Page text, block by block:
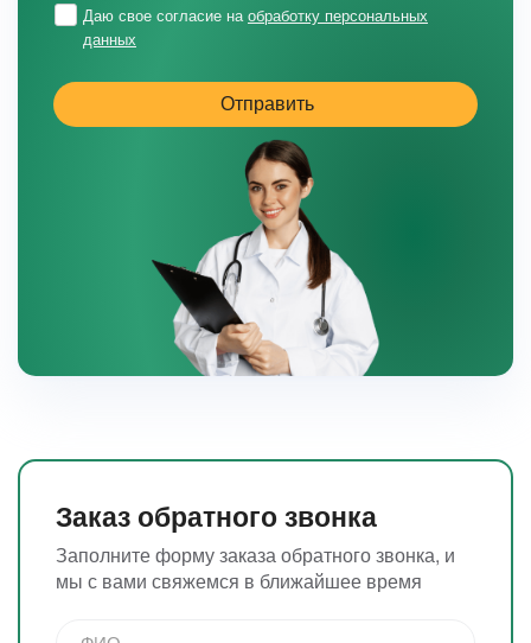
Даю свое согласие наобработку персональных
данных
Отправить
Заказ обратного звонка
Заполните форму заказа обратного звонка, и
мы с вами свяжемся в ближайшее время